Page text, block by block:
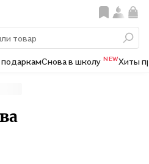
подаркамСнова в школу NEWХиты